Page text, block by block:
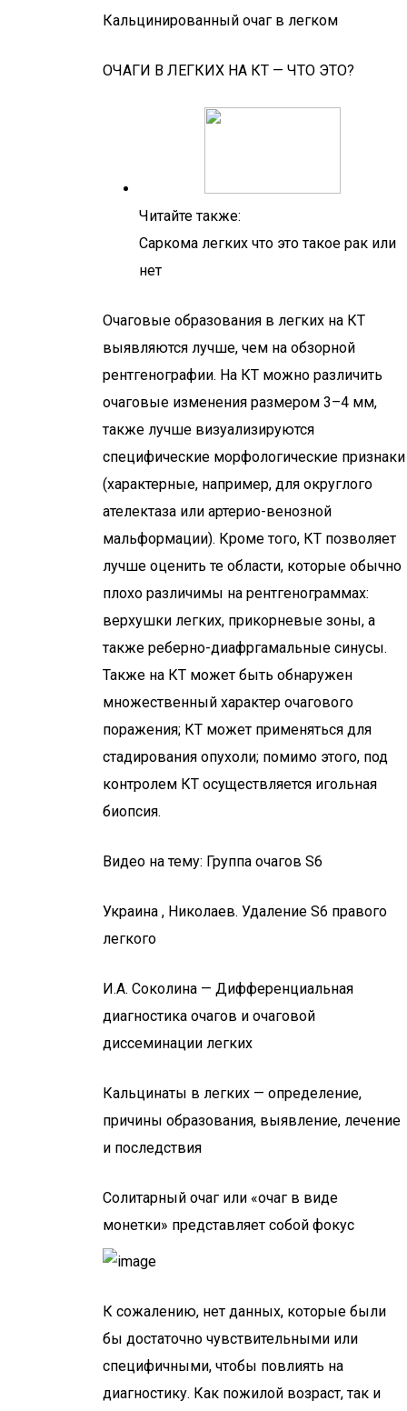
Кальцинированный очаг в легком
ОЧАГИ В ЛЕГКИХ НА КТ — ЧТО ЭТО?
Читайте также:
Саркома легких что это такое рак или
нет
Очаговые образования в легких на КТ
выявляются лучше, чем на обзорной
рентгенографии. На КТ можно различить
очаговые изменения размером 3–4 мм,
также лучше визуализируются
специфические морфологические признаки
(характерные, например, для округлого
ателектаза или артерио-венозной
мальформации). Кроме того, КТ позволяет
лучше оценить те области, которые обычно
плохо различимы на рентгенограммах:
верхушки легких, прикорневые зоны, а
также реберно-диафргамальные синусы.
Также на КТ может быть обнаружен
множественный характер очагового
поражения; КТ может применяться для
стадирования опухоли; помимо этого, под
контролем КТ осуществляется игольная
биопсия.
Видео на тему: Группа очагов S6
Украина , Николаев. Удаление S6 правого
легкого
И.А. Соколина — Дифференциальная
диагностика очагов и очаговой
диссеминации легких
Кальцинаты в легких — определение,
причины образования, выявление, лечение
и последствия
Солитарный очаг или «очаг в виде
монетки» представляет собой фокус
К сожалению, нет данных, которые были
бы достаточно чувствительными или
специфичными, чтобы повлиять на
диагностику. Как пожилой возраст, так и